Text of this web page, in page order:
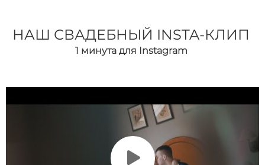
НАШ СВАДЕБНЫЙ INSTA-КЛИП
1 минута для Instagram